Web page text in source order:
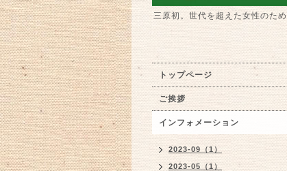
三原初。世代を超えた女性のた
トップページ
ご挨拶
インフォメーション
2023-09（1）
2023-05（1）